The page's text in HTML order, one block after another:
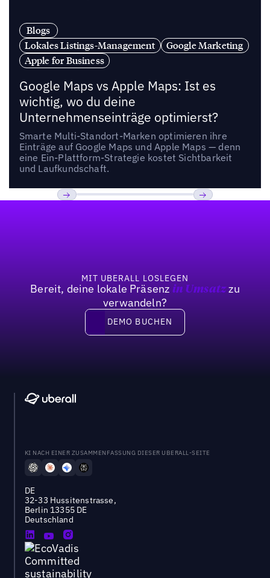
Blogs
Lokales Listings-Management
Google Marketing
Apple for Business
Google Maps vs Apple Maps: Ist es
wichtig, wo du deine
Unternehmenseinträge optimierst?
Smarte Multi-Standort-Marken optimieren ihre
Einträge auf Google Maps und Apple Maps — denn
eine Ein-Plattform-Strategie kostet Sichtbarkeit
und Laufkundschaft.
MIT UBERALL LOSLEGEN
Bereit, deine lokale Präsenz in Umsatzzu
verwandeln?
DEMO BUCHEN
DEMO BUCHEN
KI NACH EINER ZUSAMMENFASSUNG DIESER UBERALL-SEITE
DE
32-33 Hussitenstrasse,
Berlin 13355 DE
Deutschland